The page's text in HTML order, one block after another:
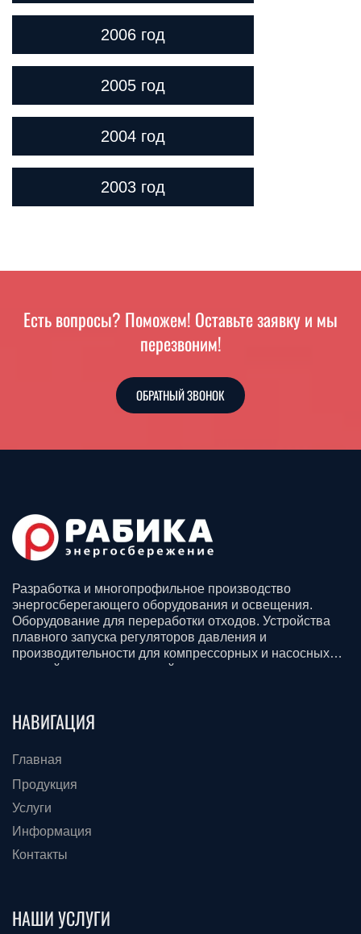
2006 год
2005 год
2004 год
2003 год
Есть вопросы? Поможем! Оставьте заявку и мы
перезвоним!
ОБРАТНЫЙ ЗВОНОК
Разработка и многопрофильное производство
энергосберегающего оборудования и освещения.
Оборудование для переработки отходов. Устройства
плавного запуска регуляторов давления и
производительности для компрессорных и насосных
станций для всех отраслей промышленности.
НАВИГАЦИЯ
Главная
Продукция
Услуги
Информация
Контакты
НАШИ УСЛУГИ